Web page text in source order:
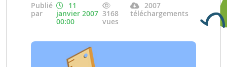
Publié
par
11
janvier 2007
00:00
3168
vues
2007
téléchargements